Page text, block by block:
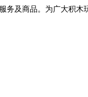
及商品。为广大积木